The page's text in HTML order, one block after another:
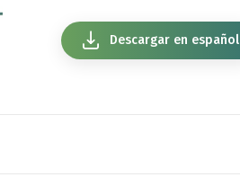
Descargar en español